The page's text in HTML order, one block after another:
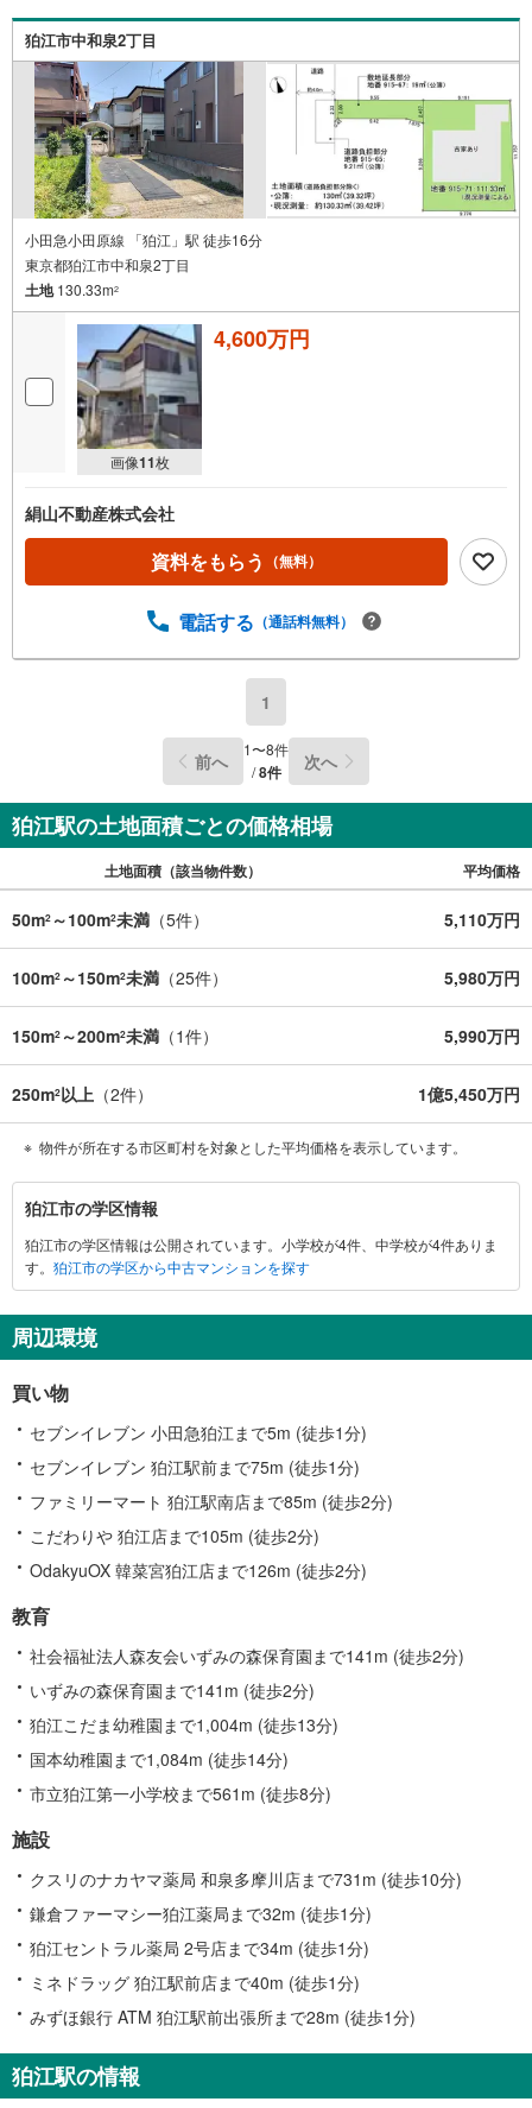
狛江市中和泉2丁目
小田急小田原線 「狛江」駅 徒歩16分
東京都狛江市中和泉2丁目
土地130.33m2
画像11枚
4,600万円
絹山不動産株式会社
資料をもらう （無料）
電話する （通話料無料）
1
前へ 1〜8件
/8件 次へ
狛江駅の土地面積ごとの価格相場
土地面積（該当物件数） 平均価格
50m2 ～100m2未満 （5件） 5,110万円
100m2 ～150m2未満 （25件） 5,980万円
150m2 ～200m2未満 （1件） 5,990万円
250m2以上 （2件） 1億5,450万円
物件が所在する市区町村を対象とした平均価格を表示しています。
狛
江
市
に
す
る
報
狛江市の学区情報
狛江市の学区情報は公開されています。小学校が4件、中学校が4件ありま
す。 狛江市の学区から中古マンションを探す
周辺環境
買い物
セブンイレブン 小田急狛江まで5m (徒歩1分)
セブンイレブン 狛江駅前まで75m (徒歩1分)
ファミリーマート 狛江駅南店まで85m (徒歩2分)
こだわりや 狛江店まで105m (徒歩2分)
OdakyuOX 韓菜宮狛江店まで126m (徒歩2分)
教育
社会福祉法人森友会いずみの森保育園まで141m (徒歩2分)
いずみの森保育園まで141m (徒歩2分)
狛江こだま幼稚園まで1,004m (徒歩13分)
国本幼稚園まで1,084m (徒歩14分)
市立狛江第一小学校まで561m (徒歩8分)
施設
クスリのナカヤマ薬局 和泉多摩川店まで731m (徒歩10分)
鎌倉ファーマシー狛江薬局まで32m (徒歩1分)
狛江セントラル薬局 2号店まで34m (徒歩1分)
ミネドラッグ 狛江駅前店まで40m (徒歩1分)
みずほ銀行 ATM 狛江駅前出張所まで28m (徒歩1分)
狛江駅の情報